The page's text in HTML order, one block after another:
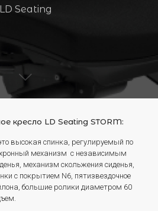
LD Seating
кресло LD Seating STORM:
высокая спинка, регулируемый по
механизм с независимым
механизм скольжения сиденья,
с покрытием N6, пятизвездочное
большие ролики диаметром 60